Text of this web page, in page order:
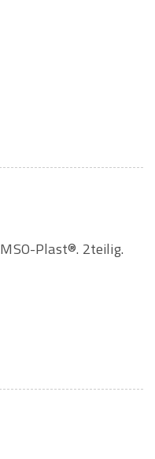
Plast®. 2teilig.